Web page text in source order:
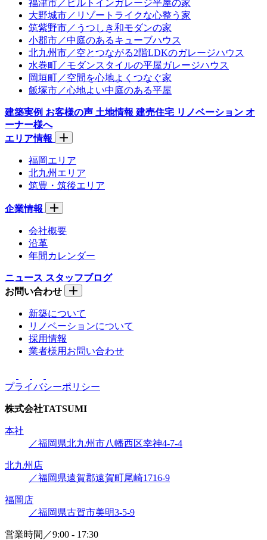
福津市／ビルトインガレージ平屋の家
大野城市／リゾートライクな心整う家
筑紫野市／うつしき和モダンの家
小郡市／中庭のあるキューブハウス
北九州市／空とつながる2階LDKのガレージハウス
水巻町／モダンスタイルの平屋ガレージハウス
岡垣町／空間を心地よくつなぐ家
飯塚市／心地よい中庭のある平屋
建築実例 お客様の声 土地情報 建売住宅 リノベーション オ
ーナー様へ
エリア情報
福岡エリア
北九州エリア
筑豊・筑後エリア
企業情報
会社概要
沿革
年間カレンダー
ニュース スタッフブログ
お問い合わせ
新築について
リノベーションについて
採用情報
業者様用お問い合わせ
プライバシーポリシー
株式会社TATSUMI
本社
／福岡県北九州市八幡西区幸神4-7-4
北九州店
／福岡県遠賀郡遠賀町尾崎1716-9
福岡店
／福岡県古賀市美明3-5-9
営業時間／9:00 - 17:30